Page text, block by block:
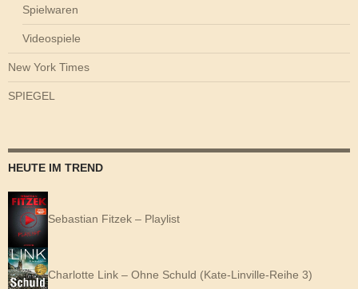
Spielwaren
Videospiele
New York Times
SPIEGEL
HEUTE IM TREND
Sebastian Fitzek – Playlist
Charlotte Link – Ohne Schuld (Kate-Linville-Reihe 3)